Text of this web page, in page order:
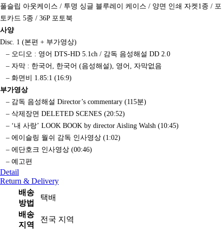
풀슬립 아웃케이스 / 투명 싱글 블루레이 케이스 / 양면 인쇄 자켓1종 / 포
토카드 5종 / 36P 포토북
사양
Disc. 1 (본편 + 부가영상)
– 오디오 : 영어 DTS-HD 5.1ch / 감독 음성해설 DD 2.0
– 자막 : 한국어, 한국어 (음성해설), 영어, 자막없음
– 화면비 1.85:1 (16:9)
부가영상
– 감독 음성해설 Director’s commentary (115분)
– 삭제장면 DELETED SCENES (20:52)
– ‘내 사랑’ LOOK BOOK by director Aisling Walsh (10:45)
– 에이슬링 월쉬 감독 인사영상 (1:02)
– 에단호크 인사영상 (00:46)
– 예고편
Detail
Return & Delivery
배송
방법
택배
배송
지역
전국 지역